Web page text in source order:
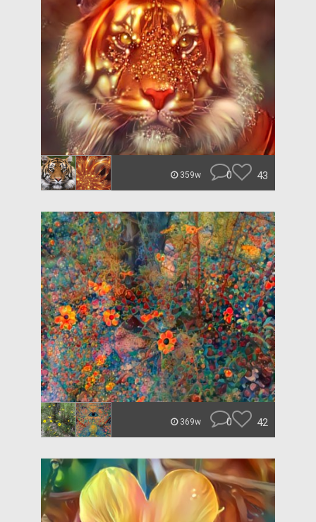
359w 0 43
369w 0 42